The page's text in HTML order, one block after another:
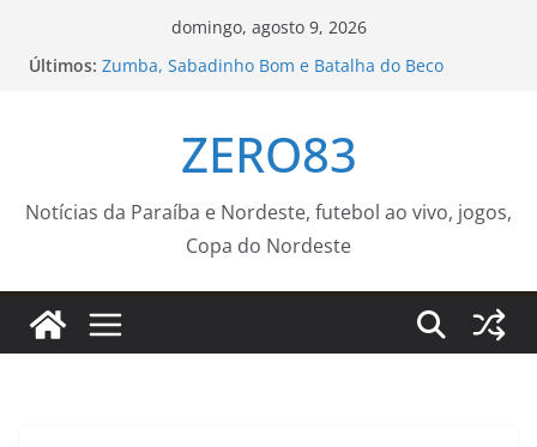
domingo, agosto 9, 2026
Últimos: Zumba, Sabadinho Bom e Batalha do Beco
Agosto terá dois eclipses; saiba como assistir aos
fenômenos
atividades esportivas e culturais no fim de
Batalha do Beco recebe Vulto MC e DJ Black neste
Aos 20 anos, chega notícia sobre ocorrido com o
filho de Wagner Moura
ZERO83
Notícias da Paraíba e Nordeste, futebol ao vivo, jogos,
Copa do Nordeste